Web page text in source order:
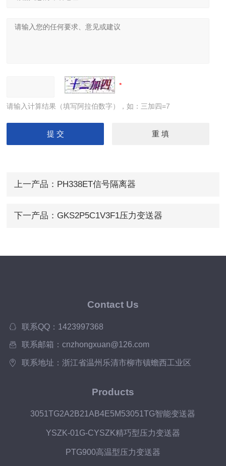
请输入计算结果（填写阿拉伯数字），如：三加四=7
上一产品： PH338ET信号隔离器
下一产品： GKS2P5C1V3F1压力变送器
Contact Us
联系QQ：1423997368
联系邮箱：cnzhongxuan@126.com
联系地址：浙江省温州乐清市柳市镇蟾西工业区
Products
3051TG2A2B21AB4E5M53051TG智能变送器
YSZK-01G-CYSZK精巧型压力变送器
PTG900高温型压力变送器